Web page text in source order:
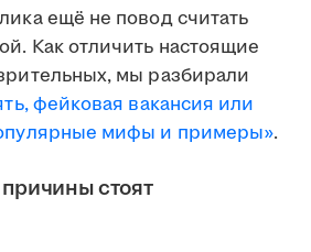
ещё не повод считать
Как отличить настоящие
мы разбирали
фейковая вакансия или
мифы и примеры».
стоят